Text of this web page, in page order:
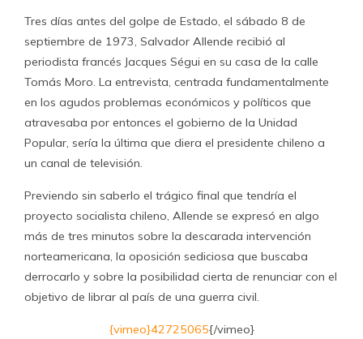
Tres días antes del golpe de Estado, el sábado 8 de
septiembre de 1973, Salvador Allende recibió al
periodista francés Jacques Ségui en su casa de la calle
Tomás Moro. La entrevista, centrada fundamentalmente
en los agudos problemas económicos y políticos que
atravesaba por entonces el gobierno de la Unidad
Popular, sería la última que diera el presidente chileno a
un canal de televisión.
Previendo sin saberlo el trágico final que tendría el
proyecto socialista chileno, Allende se expresó en algo
más de tres minutos sobre la descarada intervención
norteamericana, la oposición sediciosa que buscaba
derrocarlo y sobre la posibilidad cierta de renunciar con el
objetivo de librar al país de una guerra civil.
{vimeo}42725065{/vimeo}